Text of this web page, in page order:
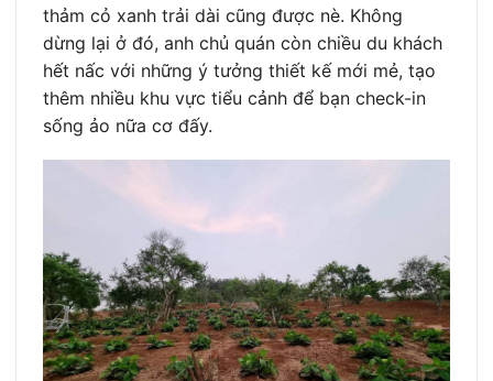
thảm cỏ xanh trải dài cũng được nè. Không
dừng lại ở đó, anh chủ quán còn chiều du khách
hết nấc với những ý tưởng thiết kế mới mẻ, tạo
thêm nhiều khu vực tiểu cảnh để bạn check-in
sống ảo nữa cơ đấy.